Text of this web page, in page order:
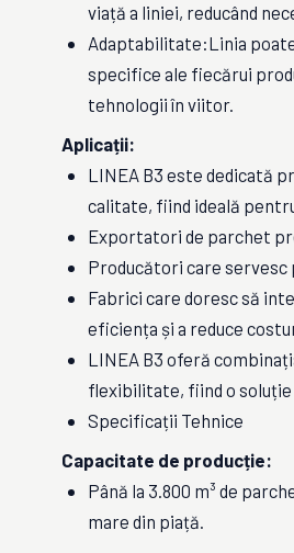
viață a liniei, reducând
Adaptabilitate:Linia
specifice ale fiecărui
tehnologii în viitor.
Aplicații:
LINEA B3 este dedicată
calitate, fiind ideală
Exportatori de parchet
Producători care servesc
Fabrici care doresc să
eficiența și a reduce
LINEA B3 oferă
flexibilitate, fiind o
Specificații Tehnice
Capacitate de producție:
Până la 3.800 m³ de
mare din piață.